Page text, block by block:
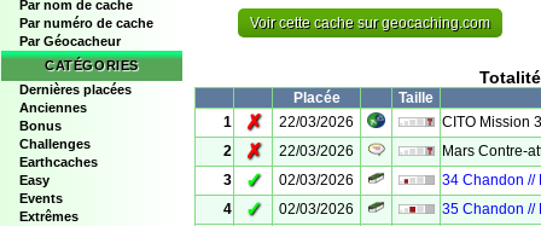
Par nom de cache
Par numéro de cache
Par Géocacheur
CATÉGORIES
Dernières placées
Anciennes
Bonus
Challenges
Earthcaches
Easy
Events
Extrêmes
Voir cette cache sur geocaching.com
Placée
Taille
1
✗ 22/03/2026
CITO Mission
2
✗ 22/03/2026
Mars Contre-
3
✓ 02/03/2026
34 Chandon //
4
✓ 02/03/2026
35 Chandon //